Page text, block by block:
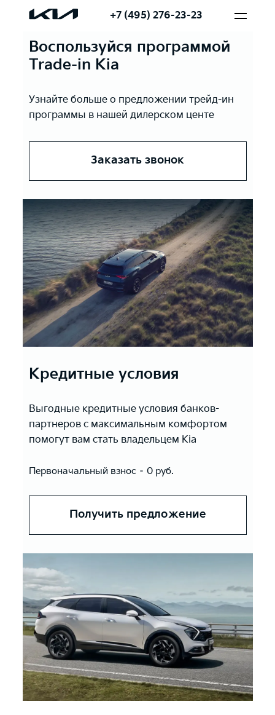
+7 (495) 276-23-23
Воспользуйся программой
Trade-in Kia
Узнайте больше о предложении трейд-ин
программы в нашей дилерском центе
Заказать звонок
Кредитные условия
Выгодные кредитные условия банков-
партнеров с максимальным комфортом
помогут вам стать владельцем Kia
Первоначальный взнос – 0 руб.
Получить предложение